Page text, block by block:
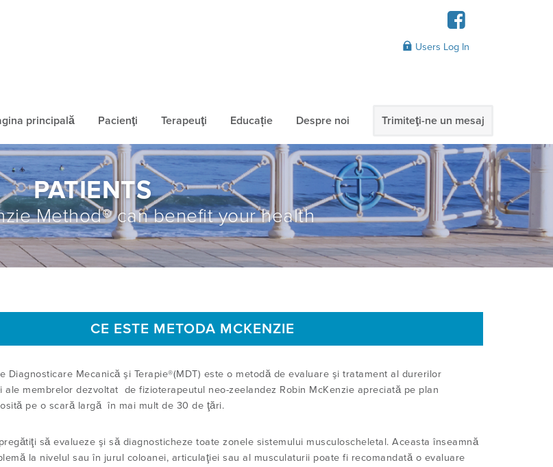
principală Pacienţi Terapeuţi Educație Despre noi Trimiteţi-ne un mesaj
Users Log In
PATIENTS
Method® can benefit your health
CE ESTE METODA MCKENZIE
Diagnosticare Mecanică şi Terapie®(MDT) este o metodă de evaluare şi tratament al durerilor
ale membrelor dezvoltat de fizioterapeutul neo-zeelandez Robin McKenzie apreciată pe plan
pe o scară largă în mai mult de 30 de ţări.
să evalueze şi să diagnosticheze toate zonele sistemului musculoscheletal. Aceasta înseamnă
la nivelul sau în jurul coloanei, articulaţiei sau al musculaturii poate fi recomandată o evaluare